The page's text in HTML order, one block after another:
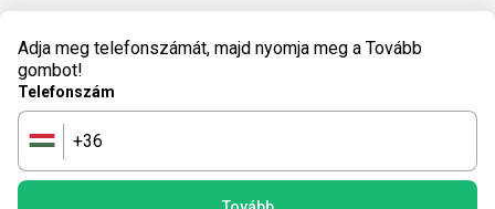
Adja meg telefonszámát, majd nyomja meg a Tovább
gombot!
Telefonszám
🇭🇺 +36